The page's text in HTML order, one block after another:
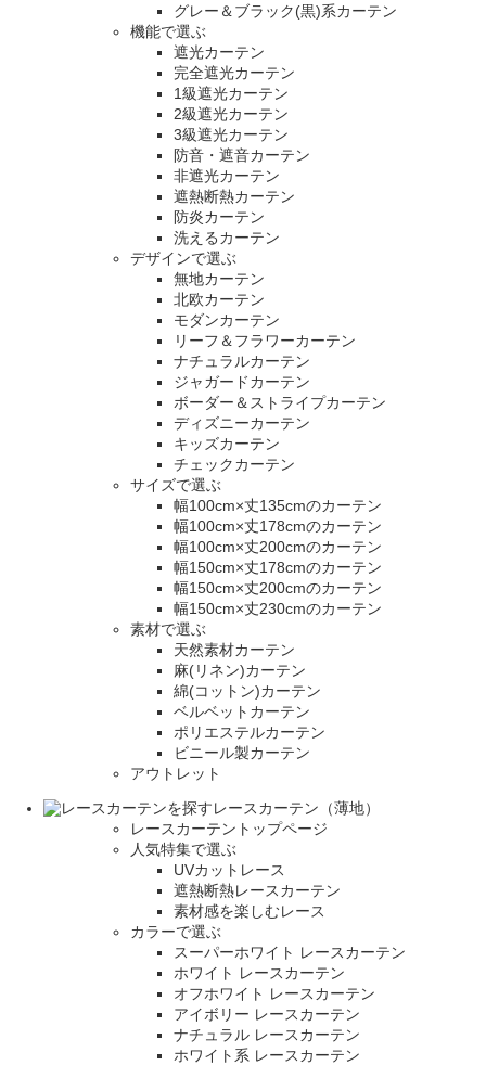
グレー＆ブラック(黒)系カーテン
機能で選ぶ
遮光カーテン
完全遮光カーテン
1級遮光カーテン
2級遮光カーテン
3級遮光カーテン
防音・遮音カーテン
非遮光カーテン
遮熱断熱カーテン
防炎カーテン
洗えるカーテン
デザインで選ぶ
無地カーテン
北欧カーテン
モダンカーテン
リーフ＆フラワーカーテン
ナチュラルカーテン
ジャガードカーテン
ボーダー＆ストライプカーテン
ディズニーカーテン
キッズカーテン
チェックカーテン
サイズで選ぶ
幅100cm×丈135cmのカーテン
幅100cm×丈178cmのカーテン
幅100cm×丈200cmのカーテン
幅150cm×丈178cmのカーテン
幅150cm×丈200cmのカーテン
幅150cm×丈230cmのカーテン
素材で選ぶ
天然素材カーテン
麻(リネン)カーテン
綿(コットン)カーテン
ベルベットカーテン
ポリエステルカーテン
ビニール製カーテン
アウトレット
レースカーテン（薄地）
レースカーテントップページ
人気特集で選ぶ
UVカットレース
遮熱断熱レースカーテン
素材感を楽しむレース
カラーで選ぶ
スーパーホワイト レースカーテン
ホワイト レースカーテン
オフホワイト レースカーテン
アイボリー レースカーテン
ナチュラル レースカーテン
ホワイト系 レースカーテン